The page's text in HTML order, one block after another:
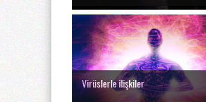
Virüslerle ilişkiler